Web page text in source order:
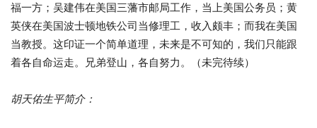
福一方；吴建伟在美国三藩市邮局工作，当上美国公务员；黄
英侠在美国波士顿地铁公司当修理工，收入颇丰；而我在美国
当教授。这印证一个简单道理，未来是不可知的，我们只能跟
着各自命运走。兄弟登山，各自努力。（未完待续）
胡天佑生平简介：